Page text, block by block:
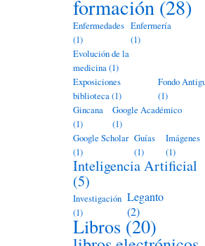
formación (28)
Enfermedades
(1)
Enfermería
(1)
Evolución de la
medicina(1)
Exposiciones
biblioteca(1)
Fondo
(1)
Gincana
(1)
Google Académico
(1)
Google Scholar
(1)
Guías
(1)
Imágenes
(1)
Inteligencia Artificial
(5)
Investigación
(1)
Leganto
(2)
Libros (20)